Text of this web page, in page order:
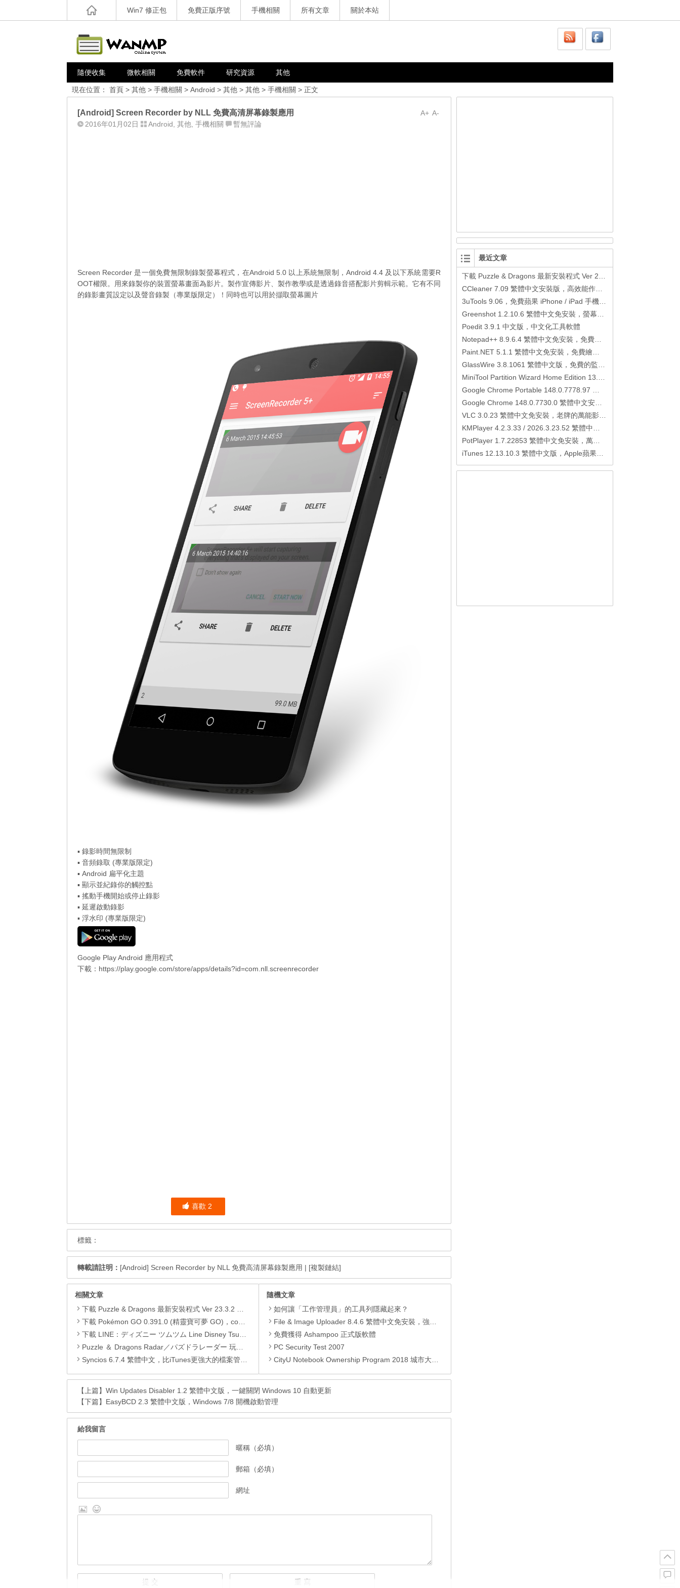
Win7 修正包 免費正版序號 手機相關 所有文章 關於本站
隨便收集 微軟相關 免費軟件 研究資源 其他
現在位置： 首頁 > 其他 > 手機相關 > Android > 其他 > 其他 > 手機相關 > 正文
A-
A+
[Android] Screen Recorder by NLL 免費高清屏幕錄製應用
2016年01月02日 Android 其他 手機相關 暫無評論
Screen Recorder 是一個免費無限制錄製螢幕程式，在Android 5.0 以上系統無限制，Android 4.4 及以下系統需要R
OOT權限。用來錄製你的裝置螢幕畫面為影片。製作宣傳影片、製作教學或是透過錄音搭配影片剪輯示範。它有不同
的錄影畫質設定以及聲音錄製（專業版限定）！同時也可以用於擷取螢幕圖片
▪ 錄影時間無限制
▪ 音頻錄取 (專業版限定)
▪ Android 扁平化主題
▪ 顯示並紀錄你的觸控點
▪ 搖動手機開始或停止錄影
▪ 延遲啟動錄影
▪ 浮水印 (專業版限定)
Google Play Android 應用程式
下載： https://play.google.com/store/apps/details?id=com.nll.screenrecorder
喜歡 2
標籤：
轉載請註明： [Android] Screen Recorder by NLL 免費高清屏幕錄製應用 | [複製鏈結]
相關文章
下載 Puzzle & Dragons 最新安裝程式 Ver 23.3.2 日本版、港台版… (PAD Radar) (.apk) (.xapk)
下載 Pokémon GO 0.391.0 (精靈寶可夢 GO)，com.nianticlabs.pokemongo (.apk) (.xapk)
下載 LINE：ディズニー ツムツム Line Disney Tsum Tsum APK
Puzzle ＆ Dragons Radar／パズドラレーダー 玩法及連動方法
Syncios 6.7.4 繁體中文，比iTunes更強大的檔案管理兼影片轉檔工具
隨機文章
如何讓「工作管理員」的工具列隱藏起來？
File & Image Uploader 8.4.6 繁體中文免安裝，強大免空上傳工具
免費獲得 Ashampoo 正式版軟體
PC Security Test 2007
CityU Notebook Ownership Program 2018 城市大學電腦優惠 – Apple, Acer, Fujitsu, Samsung
【上篇】 Win Updates Disabler 1.2 繁體中文版，一鍵關閉 Windows 10 自動更新
【下篇】 EasyBCD 2.3 繁體中文版，Windows 7/8 開機啟動管理
給我留言
暱稱（必填）
郵箱（必填）
網址
最近文章
Poedit 3.9.1 中文版，中文化工具軟體